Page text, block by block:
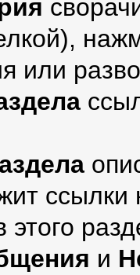
или
этого
и